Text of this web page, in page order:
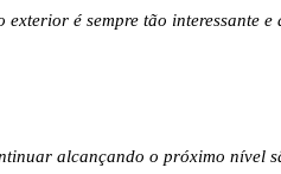
exterior é sempre tão interessante
alcançando o próximo nível